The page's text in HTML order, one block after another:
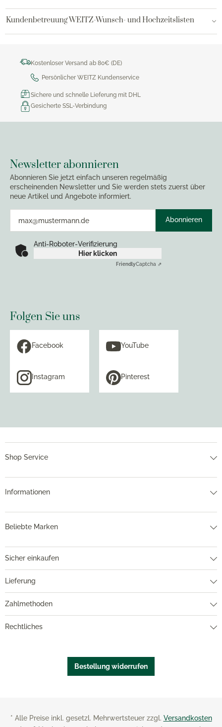
Kundenbetreuung WEITZ-Wunsch- und Hochzeitslisten
Kostenloser Versand ab 80€ (DE)
Persönlicher WEITZ Kundenservice
Sichere und schnelle Lieferung mit DHL
Gesicherte SSL-Verbindung
Newsletter abonnieren
Abonnieren Sie jetzt einfach unseren regelmäßig
erscheinenden Newsletter und Sie werden stets zuerst über
neue Artikel und Angebote informiert.
Abonnieren
Anti-Roboter-Verifizierung
Hier klicken
FriendlyCaptcha ⇗
Folgen Sie uns
Facebook YouTube
Instagram Pinterest
Shop Service
Informationen
Beliebte Marken
Sicher einkaufen
Lieferung
Zahlmethoden
Rechtliches
Bestellung widerrufen
* Alle Preise inkl. gesetzl. Mehrwertsteuer zzgl. Versandkosten